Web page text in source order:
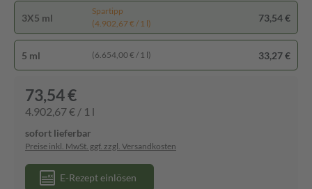
3X5 ml
Spartipp
(4.902,67 € / 1 l)
73,54 €
5 ml (6.654,00 € / 1 l) 33,27 €
73,54 €
4.902,67 € / 1 l
sofort lieferbar
Preise inkl. MwSt. ggf. zzgl. Versandkosten
E-Rezept einlösen